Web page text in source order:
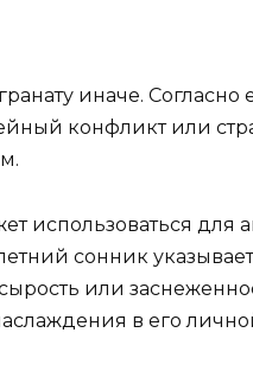
иначе. Согласно
конфликт или
использоваться для
сонник
или
в его